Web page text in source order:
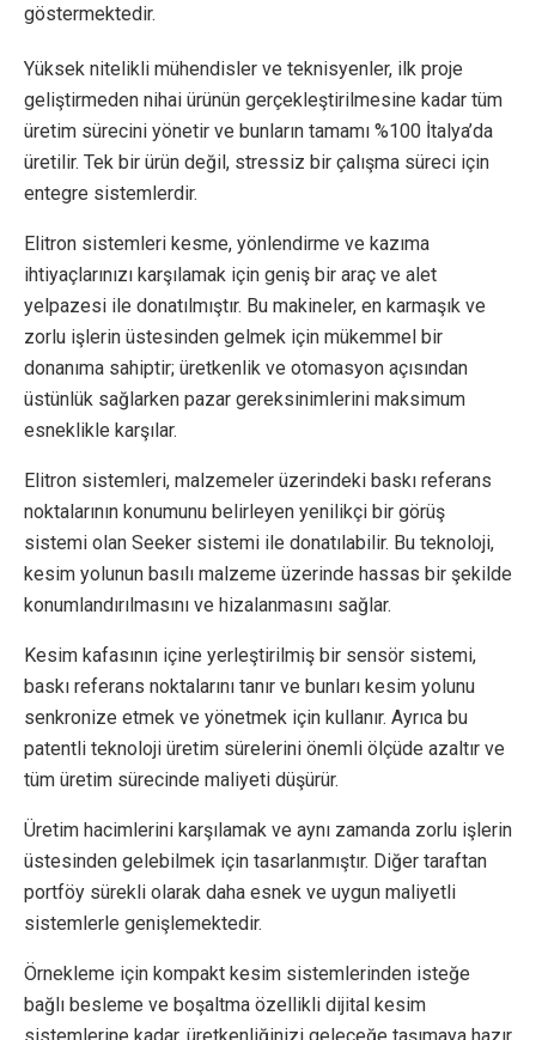
göstermektedir.
Yüksek nitelikli mühendisler ve teknisyenler, ilk proje
geliştirmeden nihai ürünün gerçekleştirilmesine kadar tüm
üretim sürecini yönetir ve bunların tamamı %100 İtalya’da
üretilir. Tek bir ürün değil, stressiz bir çalışma süreci için
entegre sistemlerdir.
Elitron sistemleri kesme, yönlendirme ve kazıma
ihtiyaçlarınızı karşılamak için geniş bir araç ve alet
yelpazesi ile donatılmıştır. Bu makineler, en karmaşık ve
zorlu işlerin üstesinden gelmek için mükemmel bir
donanıma sahiptir; üretkenlik ve otomasyon açısından
üstünlük sağlarken pazar gereksinimlerini maksimum
esneklikle karşılar.
Elitron sistemleri, malzemeler üzerindeki baskı referans
noktalarının konumunu belirleyen yenilikçi bir görüş
sistemi olan Seeker sistemi ile donatılabilir. Bu teknoloji,
kesim yolunun basılı malzeme üzerinde hassas bir şekilde
konumlandırılmasını ve hizalanmasını sağlar.
Kesim kafasının içine yerleştirilmiş bir sensör sistemi,
baskı referans noktalarını tanır ve bunları kesim yolunu
senkronize etmek ve yönetmek için kullanır. Ayrıca bu
patentli teknoloji üretim sürelerini önemli ölçüde azaltır ve
tüm üretim sürecinde maliyeti düşürür.
Üretim hacimlerini karşılamak ve aynı zamanda zorlu işlerin
üstesinden gelebilmek için tasarlanmıştır. Diğer taraftan
portföy sürekli olarak daha esnek ve uygun maliyetli
sistemlerle genişlemektedir.
Örnekleme için kompakt kesim sistemlerinden isteğe
bağlı besleme ve boşaltma özellikli dijital kesim